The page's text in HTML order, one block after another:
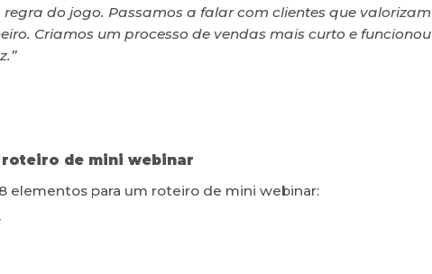
do jogo. Passamos a falar com clientes que valorizam
Criamos um processo de vendas mais curto e funcionou
roteiro de mini webinar
elementos para um roteiro de mini webinar: